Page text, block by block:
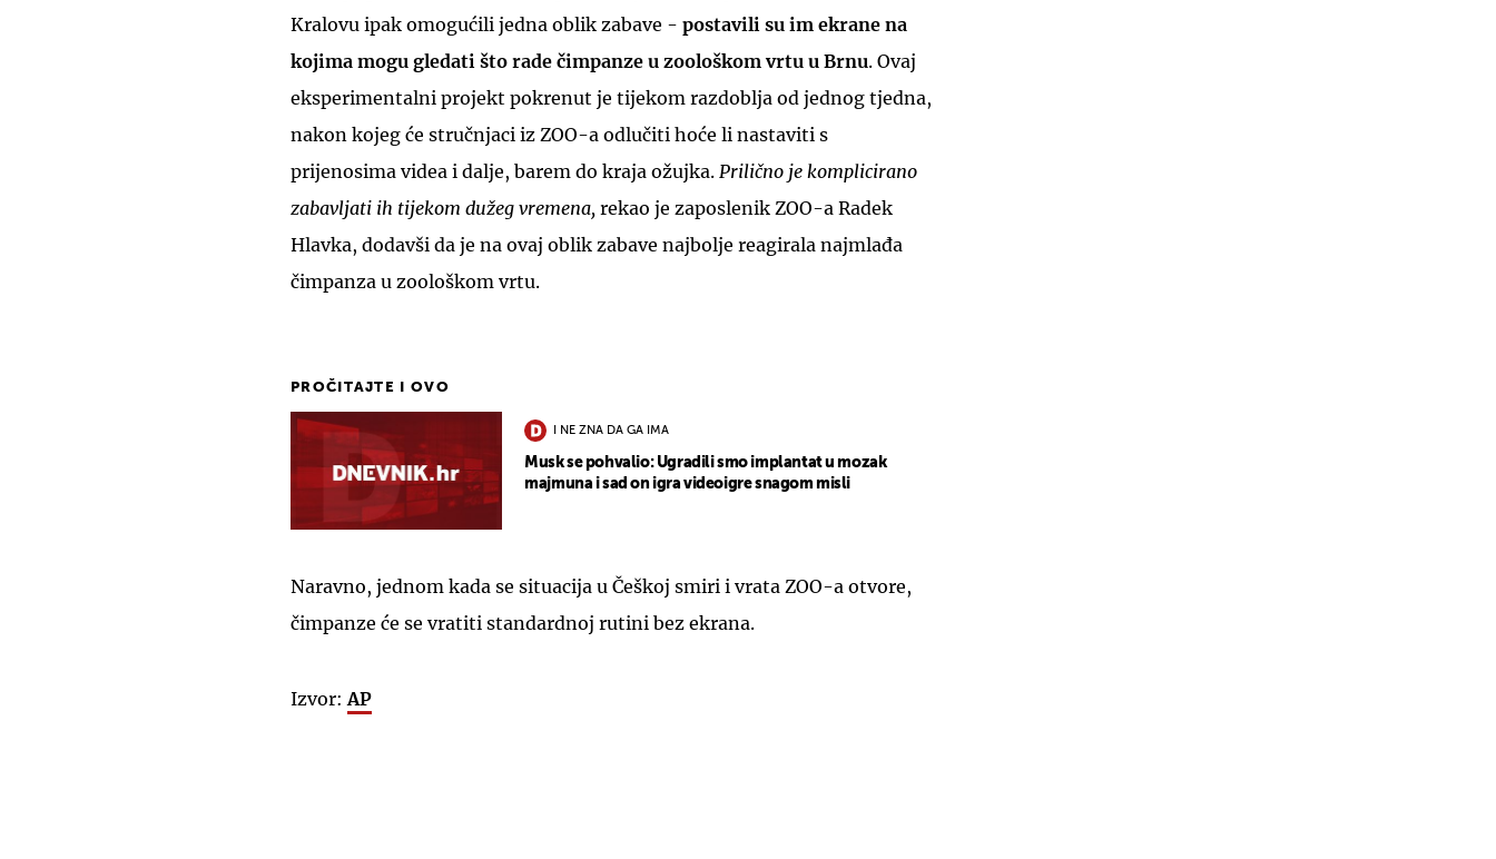
Kralovu ipak omogućili jedna oblik zabave - postavili su im ekrane na
kojima mogu gledati što rade čimpanze u zoološkom vrtu u Brnu. Ovaj
eksperimentalni projekt pokrenut je tijekom razdoblja od jednog tjedna,
nakon kojeg će stručnjaci iz ZOO-a odlučiti hoće li nastaviti s
prijenosima videa i dalje, barem do kraja ožujka. Prilično je komplicirano
zabavljati ih tijekom dužeg vremena, rekao je zaposlenik ZOO-a Radek
Hlavka, dodavši da je na ovaj oblik zabave najbolje reagirala najmlađa
čimpanza u zoološkom vrtu.
PROČITAJTE I OVO
I NE ZNA DA GA IMA
Musk se pohvalio: Ugradili smo implantat u mozak
majmuna i sad on igra videoigre snagom misli
Naravno, jednom kada se situacija u Češkoj smiri i vrata ZOO-a otvore,
čimpanze će se vratiti standardnoj rutini bez ekrana.
Izvor:AP